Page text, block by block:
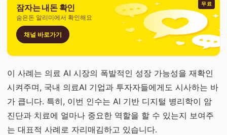
무료
잠자는 내돈 확인
숨은돈 알리미에서 확인해요
채널 바로가기
이 사례는 의료 AI 시장의 폭발적인 성장 가능성을 재확인
시켜주며, 국내 의료AI 기업과 투자자들에게도 시사하는 바
가 큽니다. 특히, 이번 인수는 AI 기반 디지털 병리학이 암
진단과 치료에 얼마나 중요한 역할을 할 수 있는지 보여주
는 대표적 사례로 자리매김하고 있습니다.